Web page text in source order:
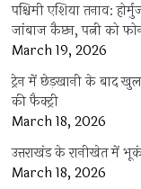
पश्चिमी एशिया तनाव:
जांबाज कैप्टन, पत्नी को
March 19, 2026
ट्रेन में छेड़खानी के बाद
की फैक्ट्री
March 18, 2026
उत्तराखंड के रानीखेत में
March 18, 2026